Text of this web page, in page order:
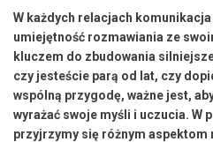
W każdych relacjach
umiejętność rozmawiania ze
kluczem do zbudowania
⁤czy jesteście parą od ⁣lat, czy
wspólną przygodę, ważne jest,
wyrażać swoje myśli i uczucia. W⁣
przyjrzymy się różnym aspektom